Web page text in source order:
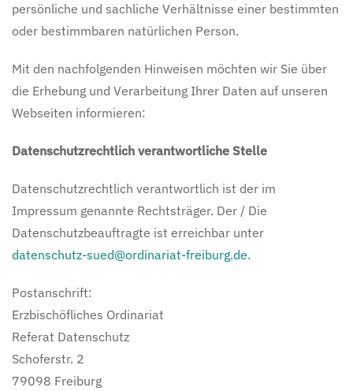
persönliche und sachliche Verhältnisse einer bestimmten
oder bestimmbaren natürlichen Person.
Mit den nachfolgenden Hinweisen möchten wir Sie über
die Erhebung und Verarbeitung Ihrer Daten auf unseren
Webseiten informieren:
Datenschutzrechtlich verantwortliche Stelle
Datenschutzrechtlich verantwortlich ist der im
Impressum genannte Rechtsträger. Der / Die
Datenschutzbeauftragte ist erreichbar unter
datenschutz-sued@ordinariat-freiburg.de.
Postanschrift:
Erzbischöfliches Ordinariat
Referat Datenschutz
Schoferstr. 2
79098 Freiburg